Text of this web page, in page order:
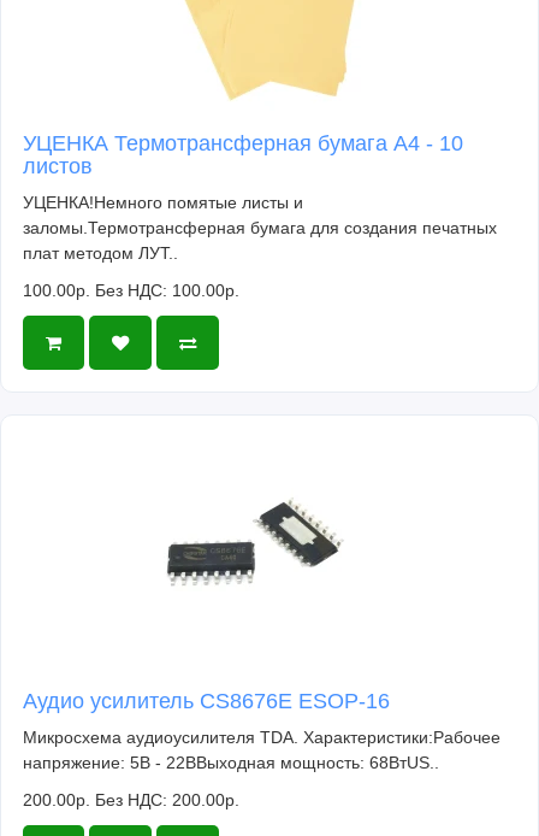
УЦЕНКА Термотрансферная бумага А4 - 10
листов
УЦЕНКА!Немного помятые листы и
заломы.Термотрансферная бумага для создания печатных
плат методом ЛУТ..
100.00р. Без НДС: 100.00р.
Аудио усилитель CS8676E ESOP-16
Микросхема аудиоусилителя TDA. Характеристики:Рабочее
напряжение: 5В - 22ВВыходная мощность: 68ВтUS..
200.00р. Без НДС: 200.00р.